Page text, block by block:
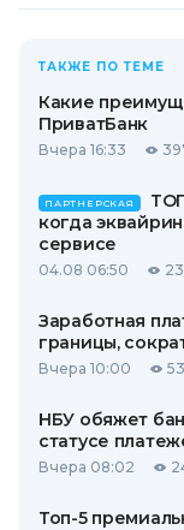
ТАКЖЕ ПО ТЕМЕ
Какие
ПриватБанк
Вчера 16:33
ПАРТНЕРСКАЯ
когда
сервисе
04.08 06:50
Заработная
границы,
Вчера 10:00
НБУ обяжет
статусе
Вчера 08:02
Топ-5